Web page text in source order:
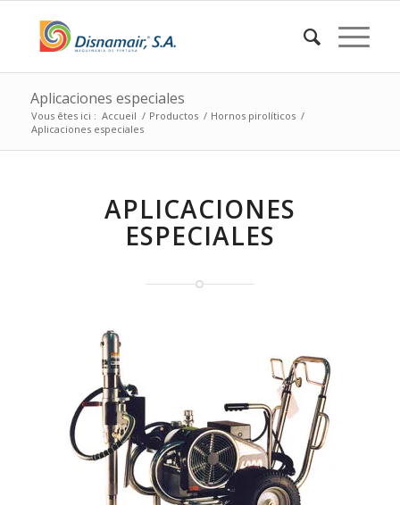
Aplicaciones especiales
Vous êtes ici : Accueil / Productos / Hornos pirolíticos /
Aplicaciones especiales
APLICACIONES
ESPECIALES